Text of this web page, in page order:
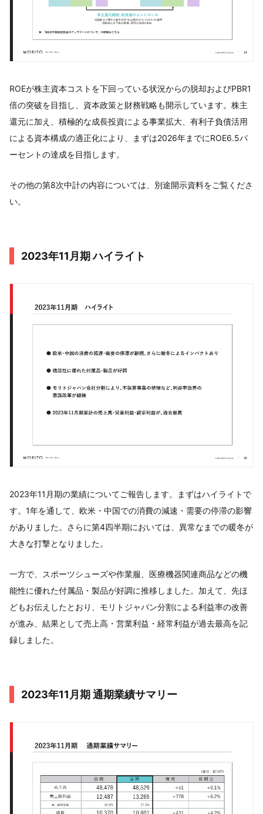
ROEが株主資本コストを下回っている状況からの脱却およびPBR1
倍の突破を目指し、資本政策と財務戦略も開示しています。株主
還元に加え、積極的な成長投資による事業拡大、有利子負債活用
による資本構成の適正化により、まずは2026年までにROE6.5パ
ーセントの達成を目指します。
その他の第8次中計の内容については、別途開示資料をご覧くださ
い。
2023年11月期 ハイライト
2023年11月期の業績についてご報告します。まずはハイライトで
す。1年を通して、欧米・中国での消費の減速・需要の停滞の影響
がありました。さらに第4四半期においては、異常なまでの暖冬が
大きな打撃となりました。
一方で、スポーツシューズや作業服、医療機器関連商品などの機
能性に優れた付属品・製品が好調に推移しました。加えて、先ほ
どもお伝えしたとおり、モリトジャパン分割による利益率の改善
が進み、結果として売上高・営業利益・経常利益が過去最高を記
録しました。
2023年11月期 通期業績サマリー